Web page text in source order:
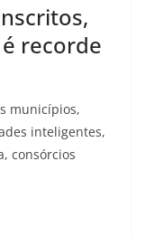
recorde
municípios,
inteligentes,
consórcios